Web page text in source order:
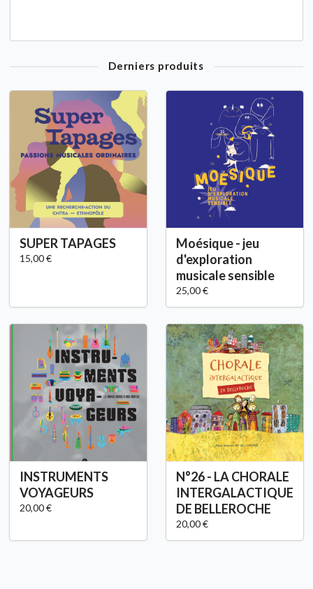
Derniers produits
SUPER TAPAGES
15,00 €
Moésique - jeu
d'exploration
musicale sensible
25,00 €
INSTRUMENTS
VOYAGEURS
20,00 €
N°26 - LA CHORALE
INTERGALACTIQUE
DE BELLEROCHE
20,00 €